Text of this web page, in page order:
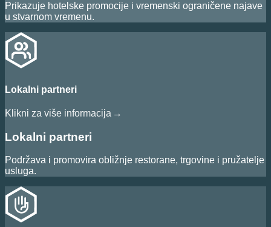
Prikazuje hotelske promocije i vremenski ograničene najave
u stvarnom vremenu.
Lokalni partneri
Klikni za više informacija →
Lokalni partneri
Podržava i promovira obližnje restorane, trgovine i pružatelje
usluga.